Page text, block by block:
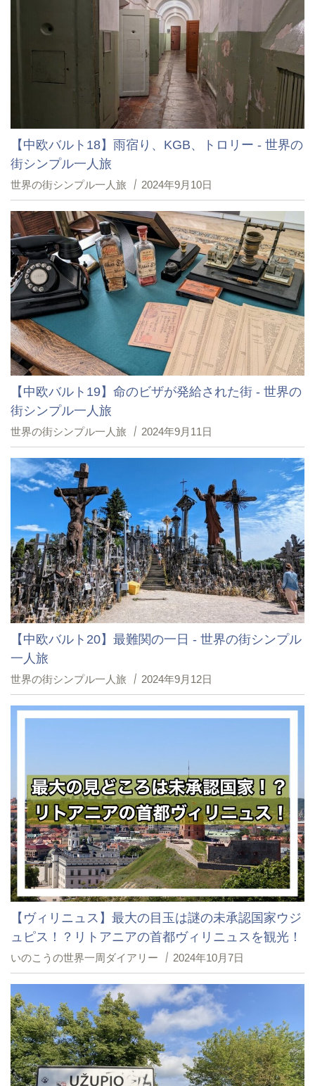
【中欧バルト18】雨宿り、KGB、トロリー - 世界の
街シンプル一人旅
世界の街シンプル一人旅 2024年9月10日
【中欧バルト19】命のビザが発給された街 - 世界の
街シンプル一人旅
世界の街シンプル一人旅 2024年9月11日
【中欧バルト20】最難関の一日 - 世界の街シンプル
一人旅
世界の街シンプル一人旅 2024年9月12日
【ヴィリニュス】最大の目玉は謎の未承認国家ウジ
ュピス！？リトアニアの首都ヴィリニュスを観光！
いのこうの世界一周ダイアリー 2024年10月7日